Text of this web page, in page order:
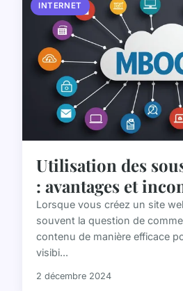
INTERNET
Utilisation des
: avantages et
Lorsque vous créez un site
souvent la question de
contenu de manière efficace
visibi...
2 décembre 2024